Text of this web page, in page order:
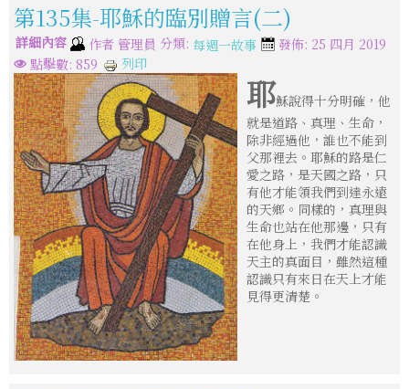
第135集-耶穌的臨別贈言(二)
詳細內容 作者 管理員 分類: 每週一故事
發佈: 25 四月 2019
點擊數: 859
列印
耶穌說得十分明確，他
就是道路、真理、生命，
除非經過他，誰也不能到
父那裡去。耶穌的路是仁
愛之路，是天國之路，只
有他才能領我們到達永遠
的天鄉。同樣的，真理與
生命也站在他那邊，只有
在他身上，我們才能認識
天主的真面目，雖然這種
認識只有來日在天上才能
見得更清楚。